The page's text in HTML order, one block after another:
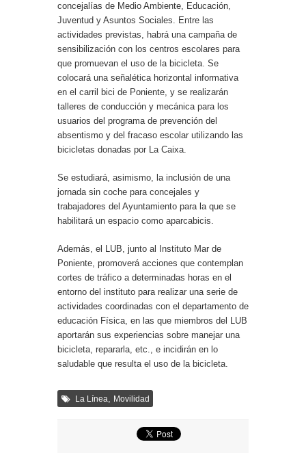
concejalías de Medio Ambiente, Educación,
Juventud y Asuntos Sociales. Entre las
actividades previstas, habrá una campaña de
sensibilización con los centros escolares para
que promuevan el uso de la bicicleta. Se
colocará una señalética horizontal informativa
en el carril bici de Poniente, y se realizarán
talleres de conducción y mecánica para los
usuarios del programa de prevención del
absentismo y del fracaso escolar utilizando las
bicicletas donadas por La Caixa.
Se estudiará, asimismo, la inclusión de una
jornada sin coche para concejales y
trabajadores del Ayuntamiento para la que se
habilitará un espacio como aparcabicis.
Además, el LUB, junto al Instituto Mar de
Poniente, promoverá acciones que contemplan
cortes de tráfico a determinadas horas en el
entorno del instituto para realizar una serie de
actividades coordinadas con el departamento de
educación Física, en las que miembros del LUB
aportarán sus experiencias sobre manejar una
bicicleta, repararla, etc., e incidirán en lo
saludable que resulta el uso de la bicicleta.
La Línea, Movilidad